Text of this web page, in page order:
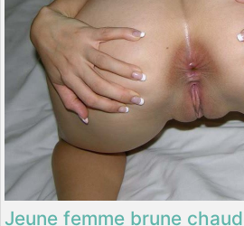
Jeune femme brune